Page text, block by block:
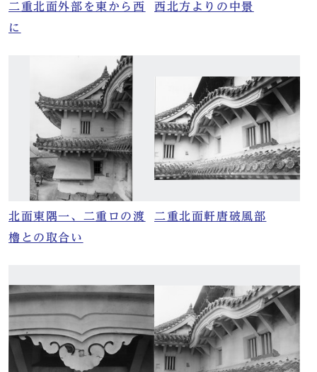
二重北面外部を東から西
に
西北方よりの中景
北面東隅一、二重ロの渡
櫓との取合い
二重北面軒唐破風部